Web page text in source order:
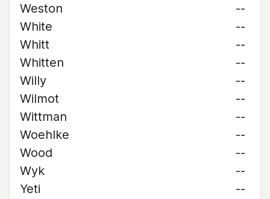
Weston
--
White
--
Whitt
--
Whitten
--
Willy
--
Wilmot
--
Wittman
--
Woehlke
--
Wood
--
Wyk
--
Yeti
--